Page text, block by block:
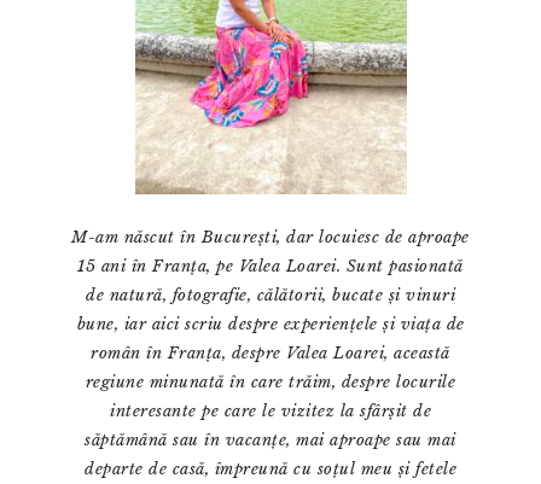
M-am născut în București, dar locuiesc de aproape
15 ani în Franța, pe Valea Loarei. Sunt pasionată
de natură, fotografie, călătorii, bucate și vinuri
bune, iar aici scriu despre experiențele și viața de
român în Franța, despre Valea Loarei, această
regiune minunată în care trăim, despre locurile
interesante pe care le vizitez la sfârșit de
săptămână sau în vacanțe, mai aproape sau mai
departe de casă, împreună cu soțul meu și fetele